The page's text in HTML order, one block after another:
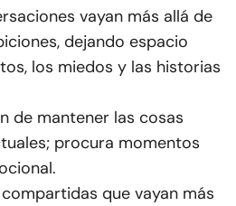
vayan más allá de
dejando espacio
los miedos y las historias
de mantener las cosas
procura momentos
que vayan más